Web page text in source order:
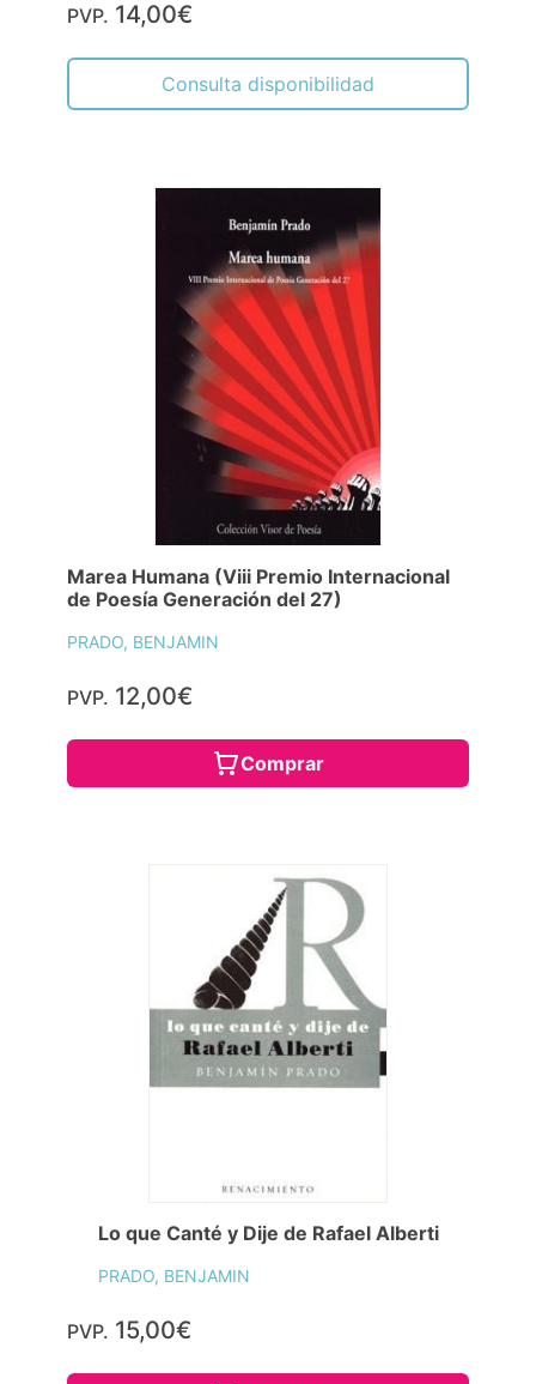
PVP. 14,00€
Consulta disponibilidad
Marea Humana (Viii Premio Internacional
de Poesía Generación del 27)
PRADO, BENJAMIN
PVP. 12,00€
Comprar
Lo que Canté y Dije de Rafael Alberti
PRADO, BENJAMIN
PVP. 15,00€